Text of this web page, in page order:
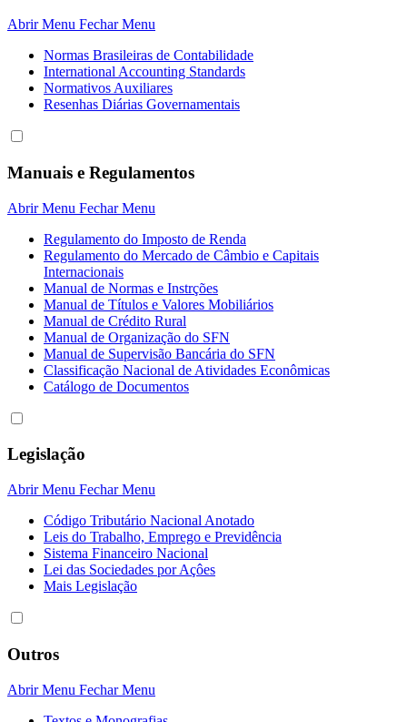
Abrir Menu Fechar Menu
Normas Brasileiras de Contabilidade
International Accounting Standards
Normativos Auxiliares
Resenhas Diárias Governamentais
Manuais e Regulamentos
Abrir Menu Fechar Menu
Regulamento do Imposto de Renda
Regulamento do Mercado de Câmbio e Capitais
Internacionais
Manual de Normas e Instrções
Manual de Títulos e Valores Mobiliários
Manual de Crédito Rural
Manual de Organização do SFN
Manual de Supervisão Bancária do SFN
Classificação Nacional de Atividades Econômicas
Catálogo de Documentos
Legislação
Abrir Menu Fechar Menu
Código Tributário Nacional Anotado
Leis do Trabalho, Emprego e Previdência
Sistema Financeiro Nacional
Lei das Sociedades por Açôes
Mais Legislação
Outros
Abrir Menu Fechar Menu